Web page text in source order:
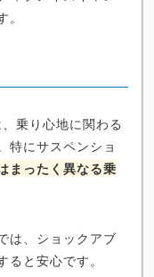
乗り心地に関わる
特にサスペンショ
まったく異なる乗
は、ショックアブ
と安心です。